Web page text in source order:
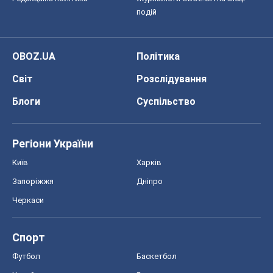
подій
OBOZ.UA
Політика
Світ
Розслідування
Блоги
Суспільство
Регіони України
Київ Харків
Запоріжжя Дніпро
Черкаси
Спорт
Футбол Баскетбол